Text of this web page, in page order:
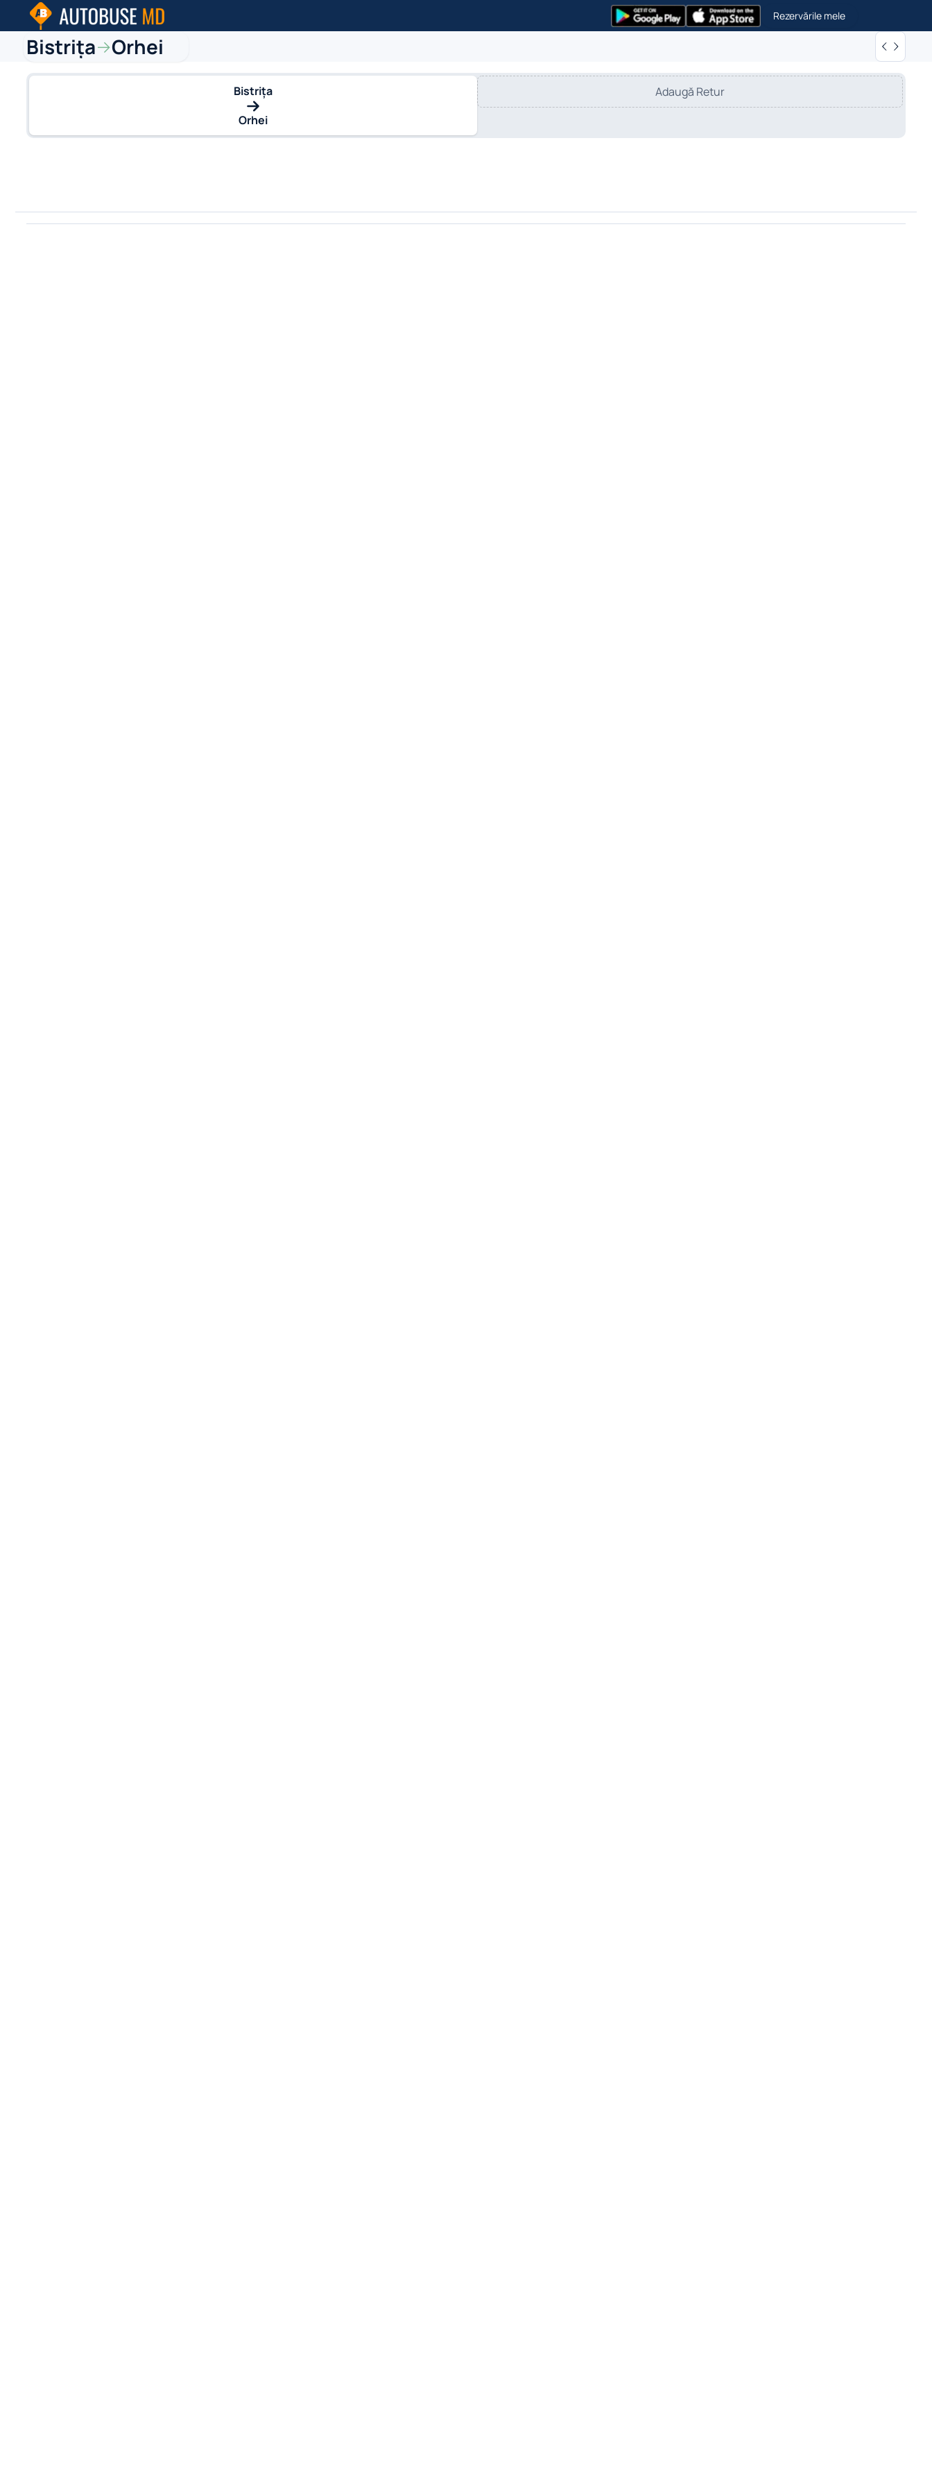
Rezervările mele
Bistriţa→Orhei
Bistriţa
Orhei
Adaugă Retur